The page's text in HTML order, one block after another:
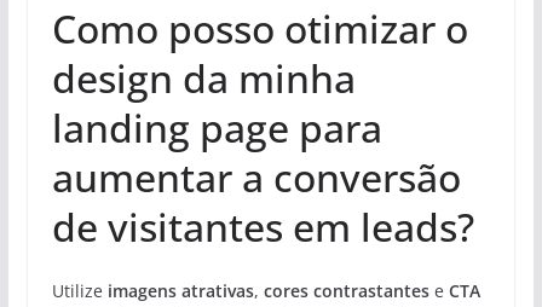
Como posso otimizar o
design da minha
landing page para
aumentar a conversão
de visitantes em leads?
Utilize imagens atrativas, cores contrastantese CTA